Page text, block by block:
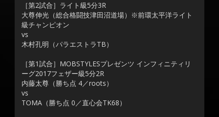
［第2試合］ライト級5分3R
大尊伸光（総合格闘技津田沼道場）※前環太平洋ライト
級チャンピオン
vs
木村孔明（パラエストラTB）
［第1試合］MOBSTYLESプレゼンツ インフィニティリ
ーグ2017フェザー級5分2R
内藤太尊（勝ち点 4／roots）
vs
TOMA（勝ち点 0／直心会TK68）